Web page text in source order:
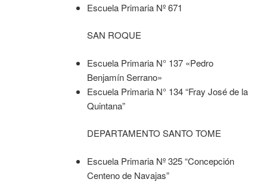
Escuela Primaria Nº 671
SAN ROQUE
Escuela Primaria N° 137 «Pedro
Benjamín Serrano»
Escuela Primaria N° 134 “Fray José de la
Quintana”
DEPARTAMENTO SANTO TOME
Escuela Primaria Nº 325 “Concepción
Centeno de Navajas”